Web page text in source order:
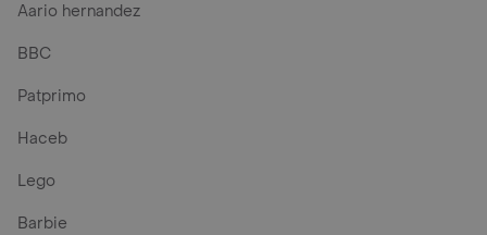
Aario hernandez
BBC
Patprimo
Haceb
Lego
Barbie